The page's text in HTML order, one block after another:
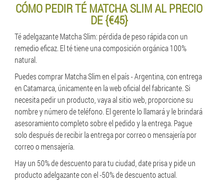
CÓMO PEDIR TÉ MATCHA SLIM AL PRECIO
DE {€45}
Té adelgazante Matcha Slim: pérdida de peso rápida con un
remedio eficaz. El té tiene una composición orgánica 100%
natural.
Puedes comprar Matcha Slim en el país - Argentina, con entrega
en Catamarca, únicamente en la web oficial del fabricante. Si
necesita pedir un producto, vaya al sitio web, proporcione su
nombre y número de teléfono. El gerente lo llamará y le brindará
asesoramiento completo sobre el pedido y la entrega. Pague
solo después de recibir la entrega por correo o mensajería por
correo o mensajería.
Hay un 50% de descuento para tu ciudad, date prisa y pide un
producto adelgazante con el -50% de descuento actual.